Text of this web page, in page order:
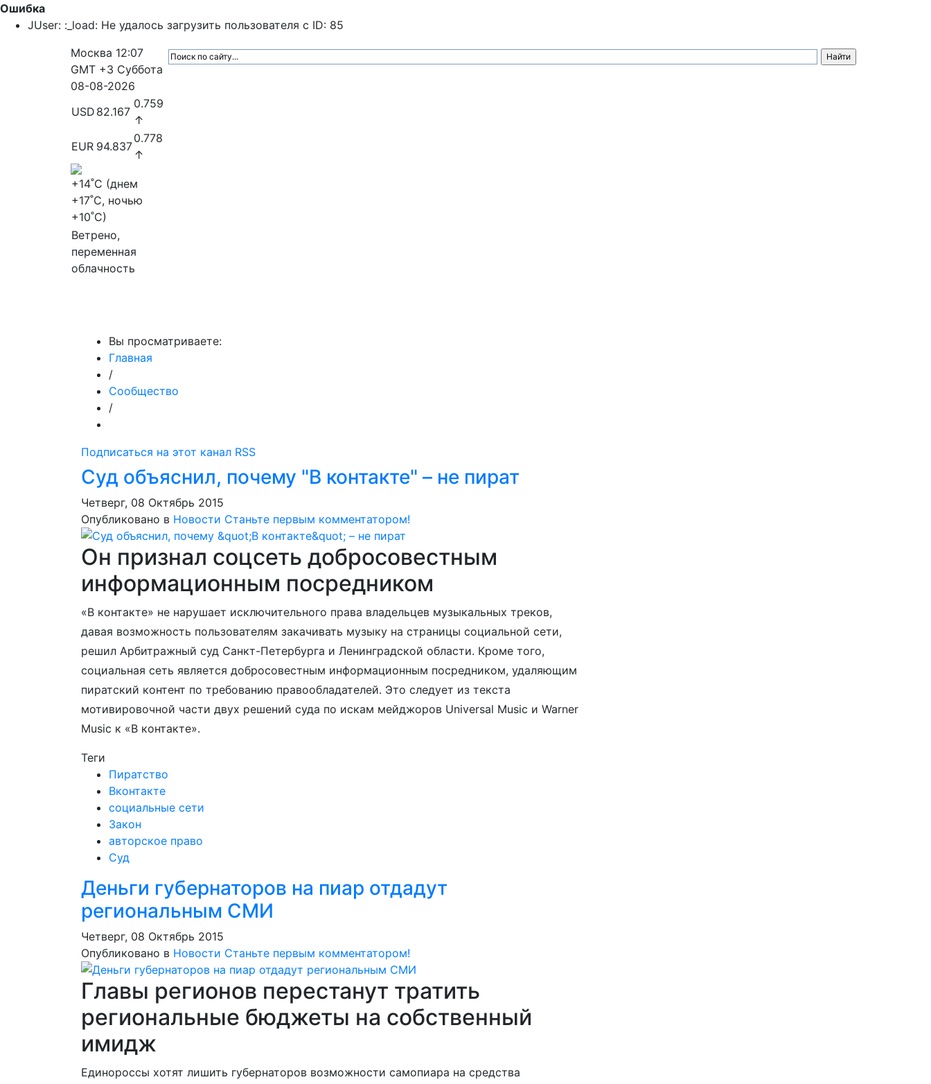
Ошибка
JUser: :_load: Не удалось загрузить пользователя с ID: 85
Москва 12:07
GMT +3 Суббота
08-08-2026
USD 82.167
0.759
↑
EUR 94.837
0.778
↑
+14˚C (днем
+17˚C, ночью
+10˚C)
Ветрено,
переменная
облачность
Вы просматриваете:
Главная
/
Сообщество
/
Подписаться на этот канал RSS
Суд объяснил, почему "В контакте" – не пират
Четверг, 08 Октябрь 2015
Опубликовано в Новости Станьте первым комментатором!
Он признал соцсеть добросовестным
информационным посредником
«В контакте» не нарушает исключительного права владельцев музыкальных треков,
давая возможность пользователям закачивать музыку на страницы социальной сети,
решил Арбитражный суд Санкт-Петербурга и Ленинградской области. Кроме того,
социальная сеть является добросовестным информационным посредником, удаляющим
пиратский контент по требованию правообладателей. Это следует из текста
мотивировочной части двух решений суда по искам мейджоров Universal Music и Warner
Music к «В контакте».
Теги
Пиратство
Вконтакте
социальные сети
Закон
авторское право
Суд
Деньги губернаторов на пиар отдадут
региональным СМИ
Четверг, 08 Октябрь 2015
Опубликовано в Новости Станьте первым комментатором!
Главы регионов перестанут тратить
региональные бюджеты на собственный
имидж
Единороссы хотят лишить губернаторов возможности самопиара на средства